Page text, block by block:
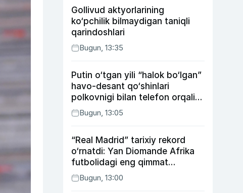
Gollivud aktyorlarining
ko‘pchilik bilmaydigan taniqli
qarindoshlari
Bugun, 13:35
Putin o‘tgan yili “halok bo‘lgan”
havo-desant qo‘shinlari
polkovnigi bilan telefon orqali
suhbatlashdi
Bugun, 13:05
“Real Madrid” tarixiy rekord
o‘rnatdi: Yan Diomande Afrika
futbolidagi eng qimmat
transferga aylandi
Bugun, 13:00